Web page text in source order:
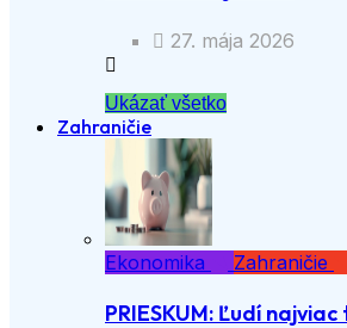
27. mája 2026
Ukázať všetko
Zahraničie
Ekonomika Zahraničie
PRIESKUM: Ľudí